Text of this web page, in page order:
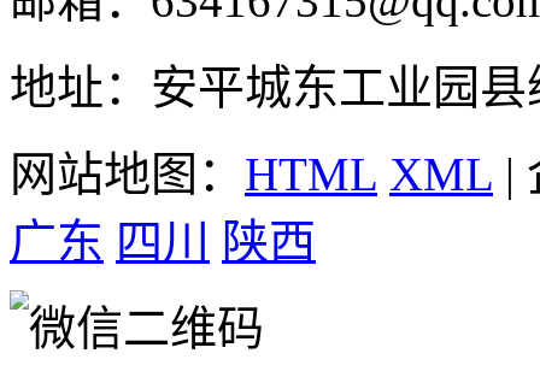
地址：安平城东工业园县
网站地图： HTML XML |
广东 四川 陕西